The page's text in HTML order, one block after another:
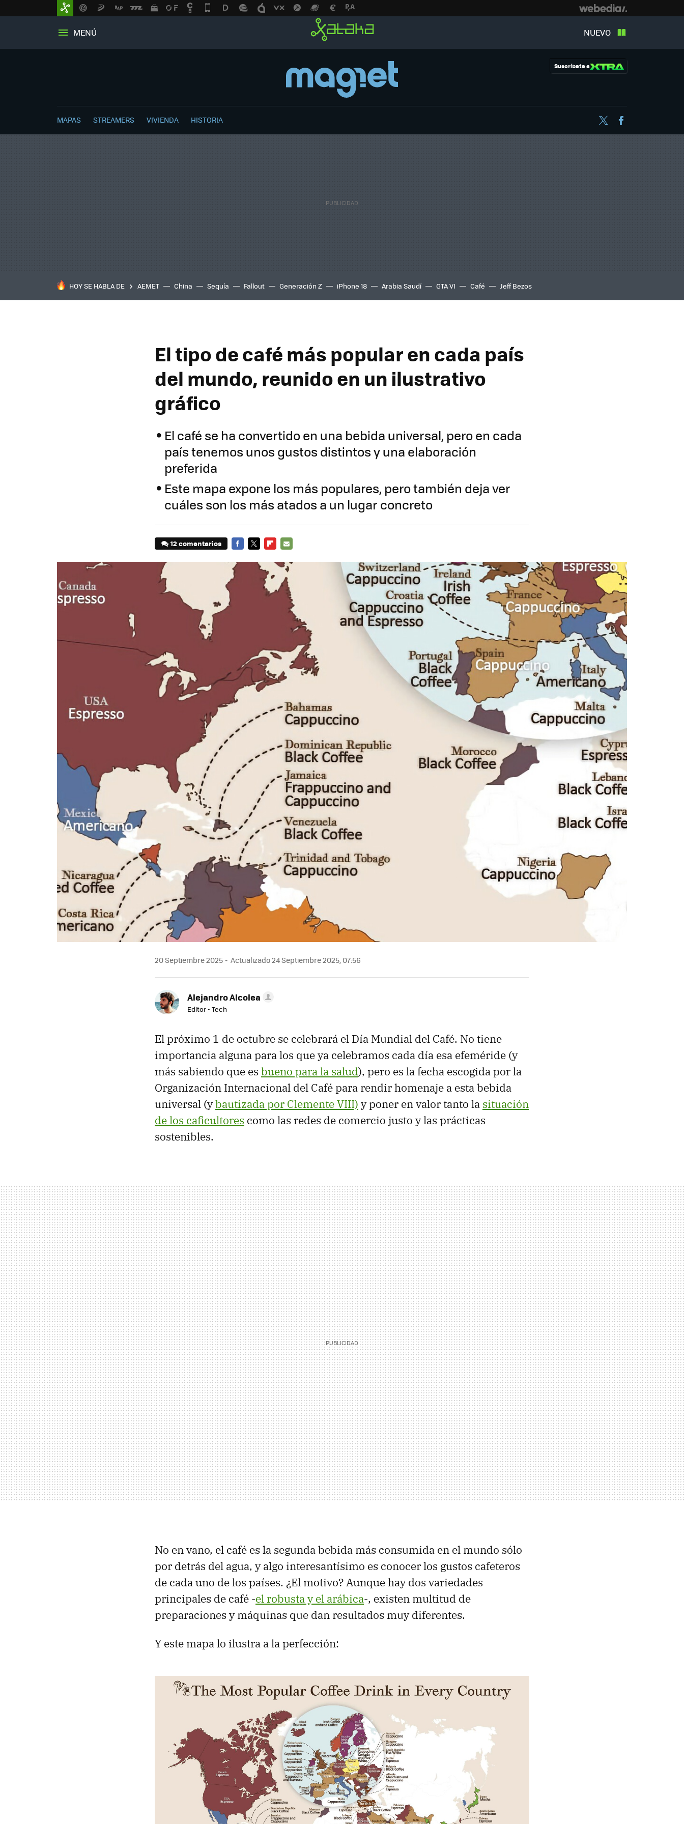
MENÚ NUEVO
Suscríbete a
MAPAS STREAMERS VIVIENDA HISTORIA Twitter
HOY SE HABLA DE AEMET China Sequía Fallout Generación Z iPhone 18 Arabia Saudí GTA VI Café Jeff Bezos
El tipo de café más popular en cada país
del mundo, reunido en un ilustrativo
gráfico
El café se ha convertido en una bebida universal, pero en cada
país tenemos unos gustos distintos y una elaboración
preferida
Este mapa expone los más populares, pero también deja ver
cuáles son los más atados a un lugar concreto
12 comentarios
MAIL
20 Septiembre 2025 Actualizado 24 Septiembre 2025, 07:56
Alejandro Alcolea
Editor - Tech
El próximo 1 de octubre se celebrará el Día Mundial del Café. No tiene
importancia alguna para los que ya celebramos cada día esa efeméride (y
más sabiendo que es bueno para la salud), pero es la fecha escogida por la
Organización Internacional del Café para rendir homenaje a esta bebida
universal (ybautizada por Clemente VIII) y poner en valor tanto la situación
de los caficultores como las redes de comercio justo y las prácticas
sostenibles.
No en vano, el café es la segunda bebida más consumida en el mundo sólo
por detrás del agua, y algo interesantísimo es conocer los gustos cafeteros
de cada uno de los países. ¿El motivo? Aunque hay dos variedades
principales de café -el robusta y el arábica-, existen multitud de
preparaciones y máquinas que dan resultados muy diferentes.
Y este mapa lo ilustra a la perfección: